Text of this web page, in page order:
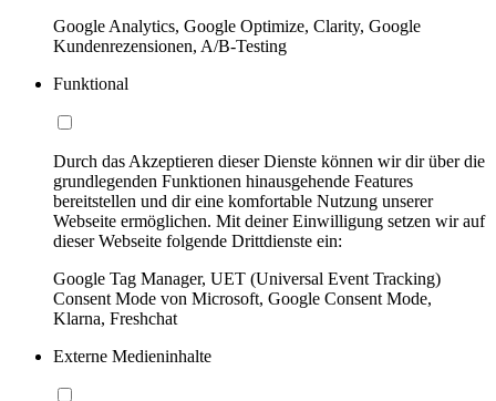
Google Analytics, Google Optimize, Clarity, Google
Kundenrezensionen, A/B-Testing
Funktional
Durch das Akzeptieren dieser Dienste können wir dir über die
grundlegenden Funktionen hinausgehende Features
bereitstellen und dir eine komfortable Nutzung unserer
Webseite ermöglichen. Mit deiner Einwilligung setzen wir auf
dieser Webseite folgende Drittdienste ein:
Google Tag Manager, UET (Universal Event Tracking)
Consent Mode von Microsoft, Google Consent Mode,
Klarna, Freshchat
Externe Medieninhalte